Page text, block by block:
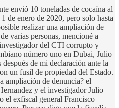
envió 10 toneladas de cocaína al
de enero de 2020, pero solo hasta
realizar una ampliación de
varias personas, mencioné a
del CTI corrupto y
número uno en Dubai, Julio
de mi declaración ante la
un fusil de propiedad del Estado.
ampliación de denuncia? el
y el investigador Julio
el exfiscal general Francisco